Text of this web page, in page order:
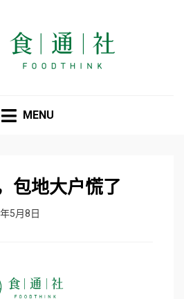
MENU
包地大户慌了
5月8日